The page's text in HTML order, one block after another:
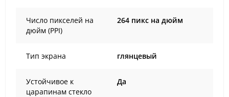
Число пикселей на
дюйм (PPI)
264 пикс на дюйм
Тип экрана глянцевый
Устойчивое к
царапинам стекло
Да